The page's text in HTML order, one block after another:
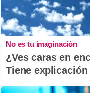
No es tu imaginación
¿Ves caras en
Tiene explicación